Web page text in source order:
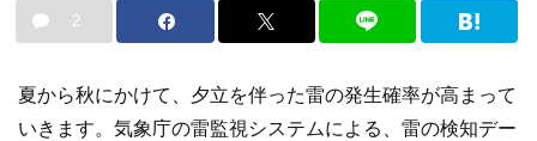
2
夏から秋にかけて、夕立を伴った雷の発生確率が高まって
いきます。気象庁の雷監視システムによる、雷の検知デー